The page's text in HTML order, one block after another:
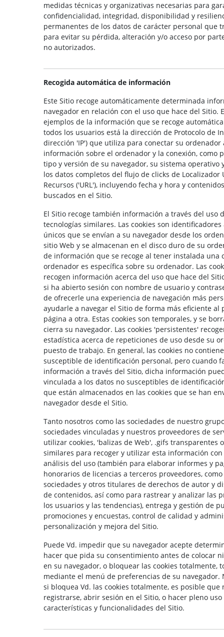
medidas técnicas y organizativas necesarias para
confidencialidad, integridad, disponibilidad y
permanentes de los datos de carácter personal que
para evitar su pérdida, alteración y/o acceso por
no autorizados.
Recogida automática de información
Este Sitio recoge automáticamente determinada
navegador en relación con el uso que hace del Sitio.
ejemplos de la información que se recoge
todos los usuarios está la dirección de Protocolo de
dirección 'IP') que utiliza para conectar su ordenador
información sobre el ordenador y la conexión, como
tipo y versión de su navegador, su sistema operativo
los datos completos del flujo de clicks de Localizador
Recursos ('URL'), incluyendo fecha y hora y
buscados en el Sitio.
El Sitio recoge también información a través del uso
tecnologías similares. Las cookies son
únicos que se envían a su navegador desde los
sitio Web y se almacenan en el disco duro de su
de información que se recoge al tener instalada una
ordenador es específica sobre su ordenador. Las
recogen información acerca del uso que hace del
si ha abierto sesión con nombre de usuario y
de ofrecerle una experiencia de navegación más
ayudarle a navegar el Sitio de forma más eficiente al
página a otra. Estas cookies son temporales, y se
cierra su navegador. Las cookies 'persistentes'
estadística acerca de repeticiones de uso desde su
puesto de trabajo. En general, las cookies no
susceptible de identificación personal, pero cuando
información a través del Sitio, dicha información
vinculada a los datos no susceptibles de
que están almacenados en las cookies que se han
navegador desde el Sitio.
Tanto nosotros como las sociedades de nuestro
sociedades vinculadas y nuestros proveedores de
utilizar cookies, 'balizas de Web', .gifs transparentes
similares para recoger y utilizar esta información
análisis del uso (también para elaborar informes y
honorarios de licencias a terceros proveedores,
sociedades y otros titulares de derechos de autor y
de contenidos, así como para rastrear y analizar las
los usuarios y las tendencias), entrega y gestión de
promociones y encuestas, control de calidad y
personalización y mejora del Sitio.
Puede Vd. impedir que su navegador acepte
hacer que pida su consentimiento antes de colocar
en su navegador, o bloquear las cookies totalmente,
mediante el menú de preferencias de su navegador.
si bloquea Vd. las cookies totalmente, es posible que
registrarse, abrir sesión en el Sitio, o hacer pleno uso
características y funcionalidades del Sitio.